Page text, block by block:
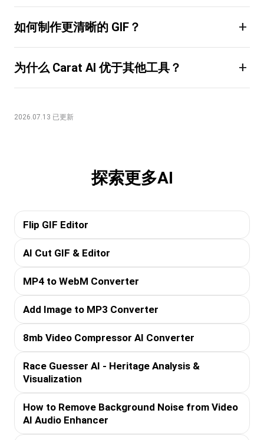
如何制作更清晰的 GIF？ +
为什么 Carat AI 优于其他工具？ +
2026.07.13 已更新
探索更多AI
Flip GIF Editor
AI Cut GIF & Editor
MP4 to WebM Converter
Add Image to MP3 Converter
8mb Video Compressor AI Converter
Race Guesser AI - Heritage Analysis &
Visualization
How to Remove Background Noise from Video
AI Audio Enhancer